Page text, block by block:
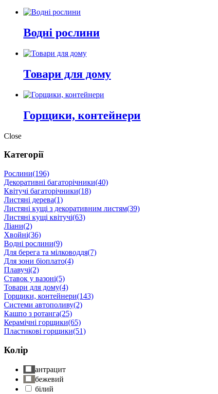
Водні рослини
Товари для дому
Горщики, контейнери
Close
Категорії
Рослини(196)
Декоративні багаторічники(40)
Квітучі багаторічники(18)
Листяні дерева(1)
Листяні кущі з декоративним листям(39)
Листяні кущі квітучі(63)
Ліани(2)
Хвойні(36)
Водні рослини(9)
Для берега та мілководдя(7)
Для зони біоплато(4)
Плавучі(2)
Ставок у вазоні(5)
Товари для дому(4)
Горщики, контейнери(143)
Системи автополиву(2)
Кашпо з ротанга(25)
Керамічні горщики(65)
Пластикові горщики(51)
Колір
антрацит
бежевий
білий